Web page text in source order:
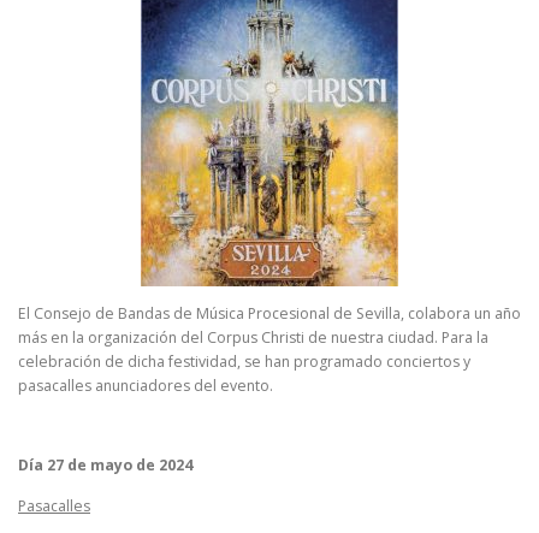
El Consejo de Bandas de Música Procesional de Sevilla, colabora un año
más en la organización del Corpus Christi de nuestra ciudad. Para la
celebración de dicha festividad, se han programado conciertos y
pasacalles anunciadores del evento.
Día 27 de mayo de 2024
Pasacalles